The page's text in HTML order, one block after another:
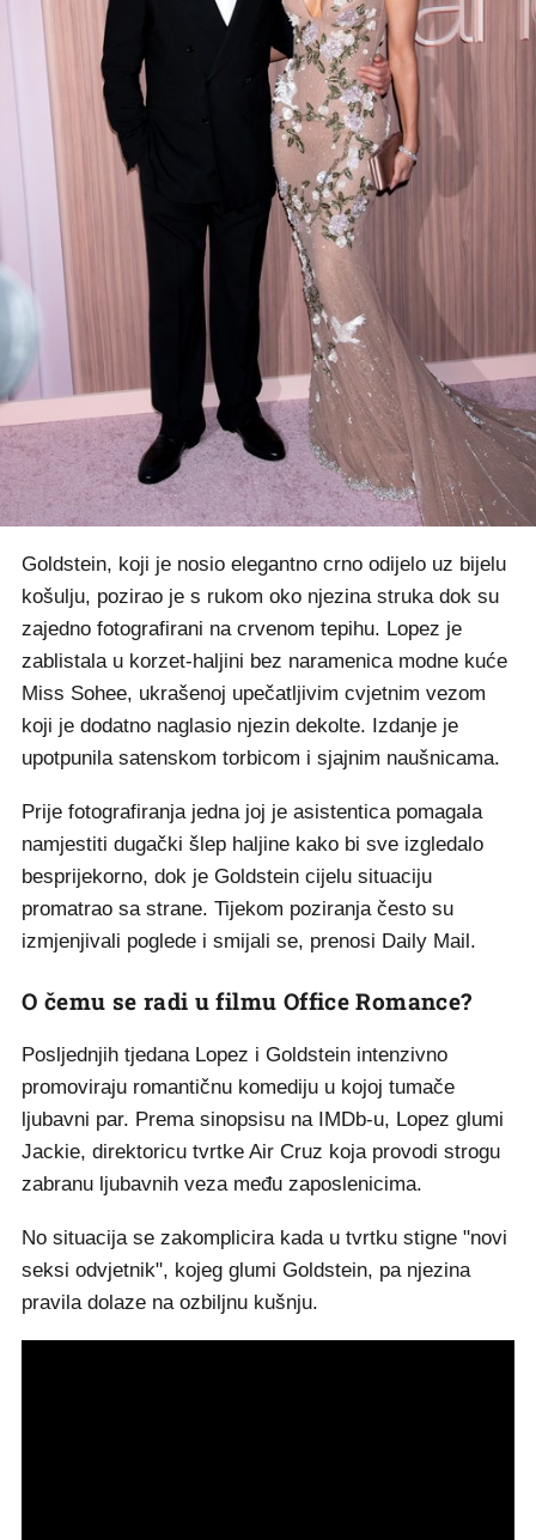
Goldstein, koji je nosio elegantno crno odijelo uz bijelu
košulju, pozirao je s rukom oko njezina struka dok su
zajedno fotografirani na crvenom tepihu. Lopez je
zablistala u korzet-haljini bez naramenica modne kuće
Miss Sohee, ukrašenoj upečatljivim cvjetnim vezom
koji je dodatno naglasio njezin dekolte. Izdanje je
upotpunila satenskom torbicom i sjajnim naušnicama.
Prije fotografiranja jedna joj je asistentica pomagala
namjestiti dugački šlep haljine kako bi sve izgledalo
besprijekorno, dok je Goldstein cijelu situaciju
promatrao sa strane. Tijekom poziranja često su
izmjenjivali poglede i smijali se, prenosi Daily Mail.
O čemu se radi u filmu Office Romance?
Posljednjih tjedana Lopez i Goldstein intenzivno
promoviraju romantičnu komediju u kojoj tumače
ljubavni par. Prema sinopsisu na IMDb-u, Lopez glumi
Jackie, direktoricu tvrtke Air Cruz koja provodi strogu
zabranu ljubavnih veza među zaposlenicima.
No situacija se zakomplicira kada u tvrtku stigne "novi
seksi odvjetnik", kojeg glumi Goldstein, pa njezina
pravila dolaze na ozbiljnu kušnju.